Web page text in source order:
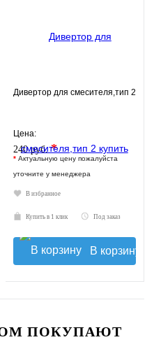
Дивертор для смесителя,тип 2
Цена:
240 руб.*
* Актуальную цену пожалуйста
уточните у менеджера
В избранное
Купить в 1 клик Под заказ
В корзину
ПОКУПАЮТ